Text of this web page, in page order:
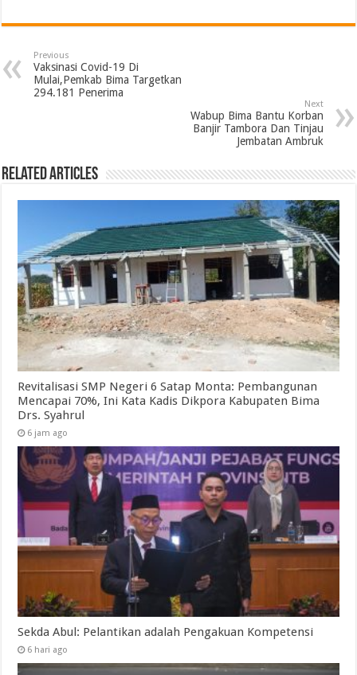
Previous
Vaksinasi Covid-19 Di
Mulai,Pemkab Bima Targetkan
294.181 Penerima
Next
Wabup Bima Bantu Korban
Banjir Tambora Dan Tinjau
Jembatan Ambruk
Related Articles
Revitalisasi SMP Negeri 6 Satap Monta: Pembangunan
Mencapai 70%, Ini Kata Kadis Dikpora Kabupaten Bima
Drs. Syahrul
6 jam ago
Sekda Abul: Pelantikan adalah Pengakuan Kompetensi
6 hari ago